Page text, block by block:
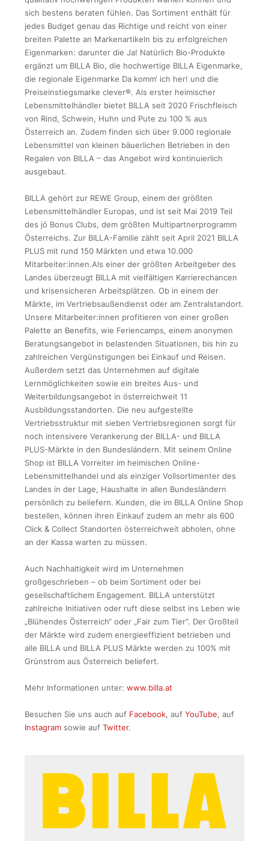
sich bestens beraten fühlen. Das Sortiment enthält für
jedes Budget genau das Richtige und reicht von einer
breiten Palette an Markenartikeln bis zu erfolgreichen
Eigenmarken: darunter die Ja! Natürlich Bio-Produkte
ergänzt um BILLA Bio, die hochwertige BILLA Eigenmarke,
die regionale Eigenmarke Da komm‘ ich her! und die
Preiseinstiegsmarke clever®. Als erster heimischer
Lebensmittelhändler bietet BILLA seit 2020 Frischfleisch
von Rind, Schwein, Huhn und Pute zu 100 % aus
Österreich an. Zudem finden sich über 9.000 regionale
Lebensmittel von kleinen bäuerlichen Betrieben in den
Regalen von BILLA – das Angebot wird kontinuierlich
ausgebaut.
BILLA gehört zur REWE Group, einem der größten
Lebensmittelhändler Europas, und ist seit Mai 2019 Teil
des jö Bonus Clubs, dem größten Multipartnerprogramm
Österreichs. Zur BILLA-Familie zählt seit April 2021 BILLA
PLUS mit rund 150 Märkten und etwa 10.000
Mitarbeiter:innen.Als einer der größten Arbeitgeber des
Landes überzeugt BILLA mit vielfältigen Karrierechancen
und krisensicheren Arbeitsplätzen. Ob in einem der
Märkte, im Vertriebsaußendienst oder am Zentralstandort.
Unsere Mitarbeiter:innen profitieren von einer großen
Palette an Benefits, wie Feriencamps, einem anonymen
Beratungsangebot in belastenden Situationen, bis hin zu
zahlreichen Vergünstigungen bei Einkauf und Reisen.
Außerdem setzt das Unternehmen auf digitale
Lernmöglichkeiten sowie ein breites Aus- und
Weiterbildungsangebot in österreichweit 11
Ausbildungsstandorten. Die neu aufgestellte
Vertriebsstruktur mit sieben Vertriebsregionen sorgt für
noch intensivere Verankerung der BILLA- und BILLA
PLUS-Märkte in den Bundesländern. Mit seinem Online
Shop ist BILLA Vorreiter im heimischen Online-
Lebensmittelhandel und als einziger Vollsortimenter des
Landes in der Lage, Haushalte in allen Bundesländern
persönlich zu beliefern. Kunden, die im BILLA Online Shop
bestellen, können ihren Einkauf zudem an mehr als 600
Click & Collect Standorten österreichweit abholen, ohne
an der Kassa warten zu müssen.
Auch Nachhaltigkeit wird im Unternehmen
großgeschrieben – ob beim Sortiment oder bei
gesellschaftlichem Engagement. BILLA unterstützt
zahlreiche Initiativen oder ruft diese selbst ins Leben wie
„Blühendes Österreich“ oder „Fair zum Tier“. Der Großteil
der Märkte wird zudem energieeffizient betrieben und
alle BILLA und BILLA PLUS Märkte werden zu 100% mit
Grünstrom aus Österreich beliefert.
Mehr Informationen unter: www.billa.at
Besuchen Sie uns auch auf Facebook, auf YouTube, auf
Instagram sowie auf Twitter.